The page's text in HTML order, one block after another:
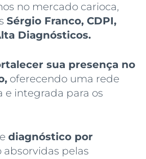
no mercado carioca,
Sérgio Franco, CDPI,
Diagnósticos.
sua presença no
oferecendo uma rede
e integrada para os
diagnóstico por
absorvidas pelas